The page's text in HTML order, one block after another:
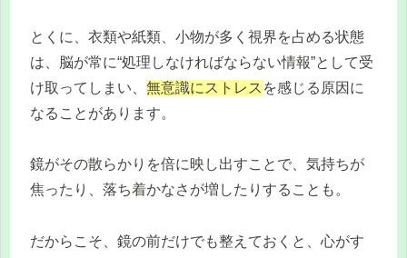
とくに、衣類や紙類、小物が多く視界を占める状態
は、脳が常に“処理しなければならない情報”として受
け取ってしまい、 無意識にストレス を感じる原因に
なることがあります。
鏡がその散らかりを倍に映し出すことで、気持ちが
焦ったり、落ち着かなさが増したりすることも。
だからこそ、鏡の前だけでも整えておくと、心がす